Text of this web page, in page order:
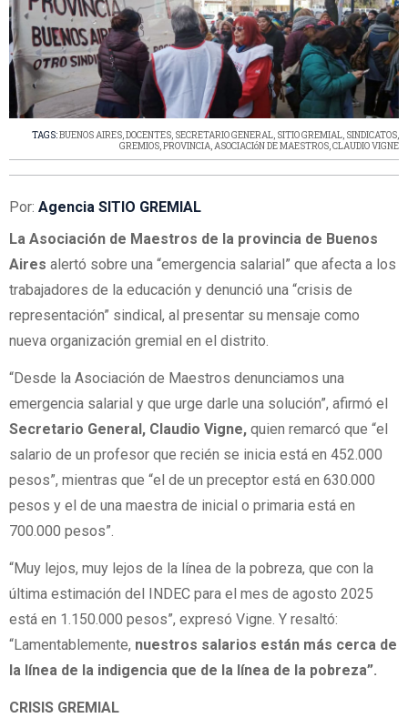
TAGS:BUENOS AIRES,DOCENTES, SECRETARIO GENERAL, SITIO GREMIAL, SINDICATOS,
GREMIOS,PROVINCIA,ASOCIACIóN DE MAESTROS,CLAUDIO VIGNE
Por: Agencia SITIO GREMIAL
La Asociación de Maestros de la provincia de Buenos
Aires alertó sobre una “emergencia salarial” que afecta a los
trabajadores de la educación y denunció una “crisis de
representación” sindical, al presentar su mensaje como
nueva organización gremial en el distrito.
“Desde la Asociación de Maestros denunciamos una
emergencia salarial y que urge darle una solución”, afirmó el
Secretario General, Claudio Vigne, quien remarcó que “el
salario de un profesor que recién se inicia está en 452.000
pesos”, mientras que “el de un preceptor está en 630.000
pesos y el de una maestra de inicial o primaria está en
700.000 pesos”.
“Muy lejos, muy lejos de la línea de la pobreza, que con la
última estimación del INDEC para el mes de agosto 2025
está en 1.150.000 pesos”, expresó Vigne. Y resaltó:
“Lamentablemente, nuestros salarios están más cerca de
la línea de la indigencia que de la línea de la pobreza”.
CRISIS GREMIAL